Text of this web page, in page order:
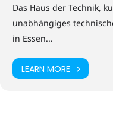
Das Haus der Technik,
unabhängiges
in Essen...
LEARN MORE